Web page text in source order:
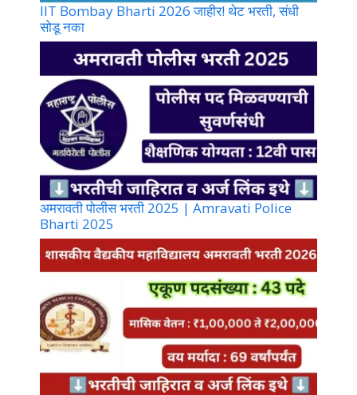
IIT Bombay Bharti 2026 जाहीर! थेट भरती, संधी
सोडू नका
अमरावती पोलीस भरती 2025 | Amravati Police
Bharti 2025